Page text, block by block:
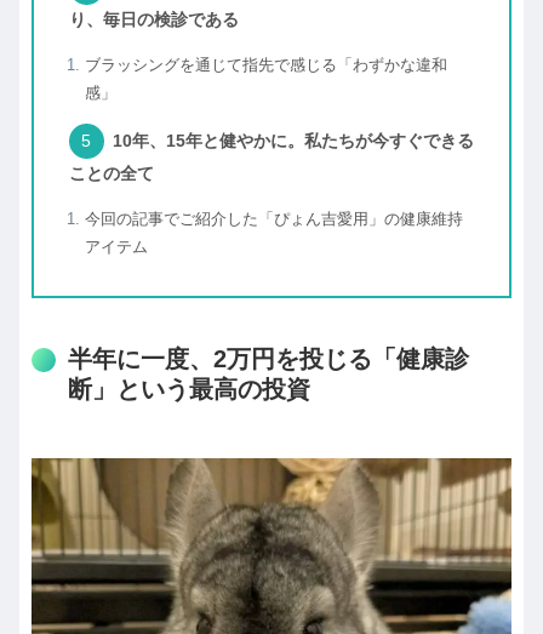
り、毎日の検診である
ブラッシングを通じて指先で感じる「わずかな違和
感」
10年、15年と健やかに。私たちが今すぐできる
ことの全て
今回の記事でご紹介した「ぴょん吉愛用」の健康維持
アイテム
半年に一度、2万円を投じる「健康診
断」という最高の投資